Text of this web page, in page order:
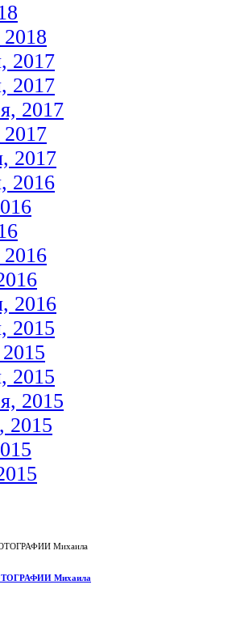
2017
2017
2017
2017
2016
2016
2015
2015
2015
2015
Михаила